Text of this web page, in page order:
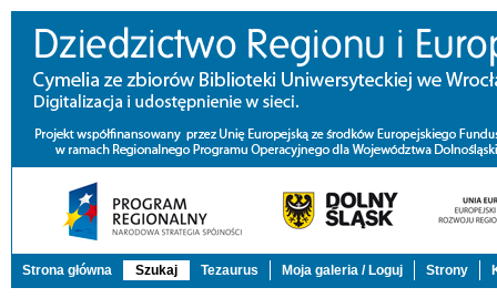
Strona główna Szukaj Tezaurus Moja galeria / Loguj Strony